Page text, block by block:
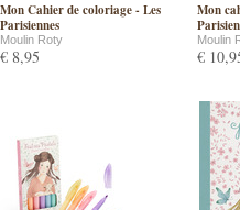
Mon Cahier de coloriage - Les
Parisiennes
Moulin Roty
€ 8,95
Mon
Moulin
€